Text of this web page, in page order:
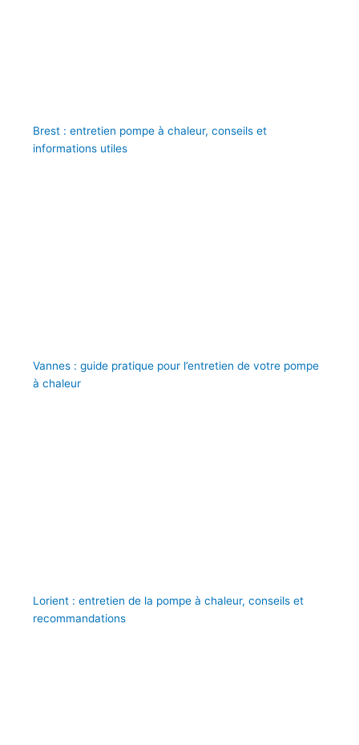
Brest : entretien pompe à chaleur, conseils et
informations utiles
Vannes : guide pratique pour l’entretien de votre pompe
à chaleur
Lorient : entretien de la pompe à chaleur, conseils et
recommandations